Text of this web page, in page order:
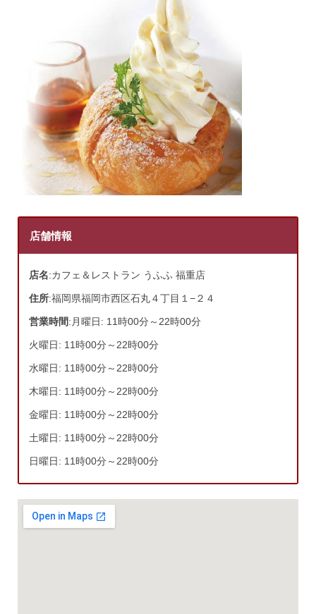
店舗情報
店名:カフェ＆レストラン うふふ 福重店
住所:福岡県福岡市西区石丸４丁目１−２４
営業時間:月曜日: 11時00分～22時00分
火曜日: 11時00分～22時00分
水曜日: 11時00分～22時00分
木曜日: 11時00分～22時00分
金曜日: 11時00分～22時00分
土曜日: 11時00分～22時00分
日曜日: 11時00分～22時00分